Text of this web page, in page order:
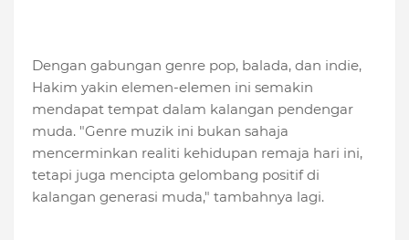
Dengan gabungan genre pop, balada, dan indie,
Hakim yakin elemen-elemen ini semakin
mendapat tempat dalam kalangan pendengar
muda. "Genre muzik ini bukan sahaja
mencerminkan realiti kehidupan remaja hari ini,
tetapi juga mencipta gelombang positif di
kalangan generasi muda," tambahnya lagi.